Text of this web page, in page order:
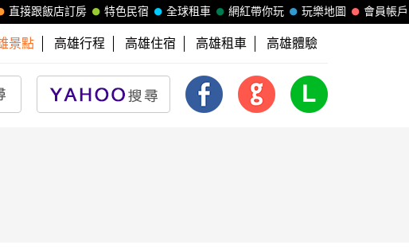
會員帳戶
玩樂地圖
網紅帶你玩
全球租車
特色民宿
直接跟飯店訂房
景點 高雄行程 高雄住宿 高雄租車 高雄體驗